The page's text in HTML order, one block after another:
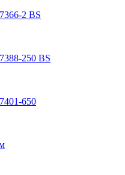
2 BS
250 BS
650